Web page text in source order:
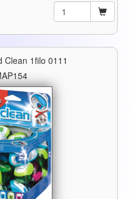
Clean 1filo 0111